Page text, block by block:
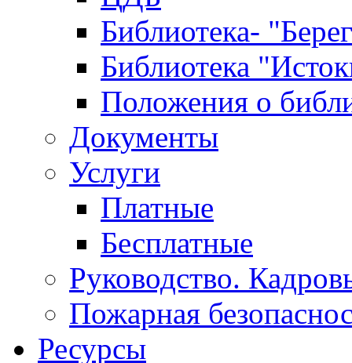
Библиотека-
Библиотека
Положения о
Документы
Услуги
Платные
Бесплатные
Руководство.
Пожарная
Ресурсы